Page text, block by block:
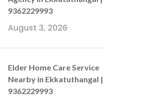
9362229993
August 3, 2026
Elder Home Care Service
Nearby in Ekkatuthangal |
9362229993